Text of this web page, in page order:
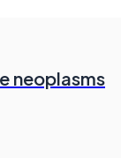
neoplasms